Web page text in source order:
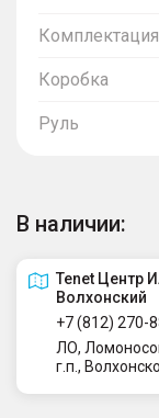
Комплектация
Коробка
Руль
В наличии:
Tenet Центр
Волхонский
+7 (812) 270-
ЛО,
г.п.,